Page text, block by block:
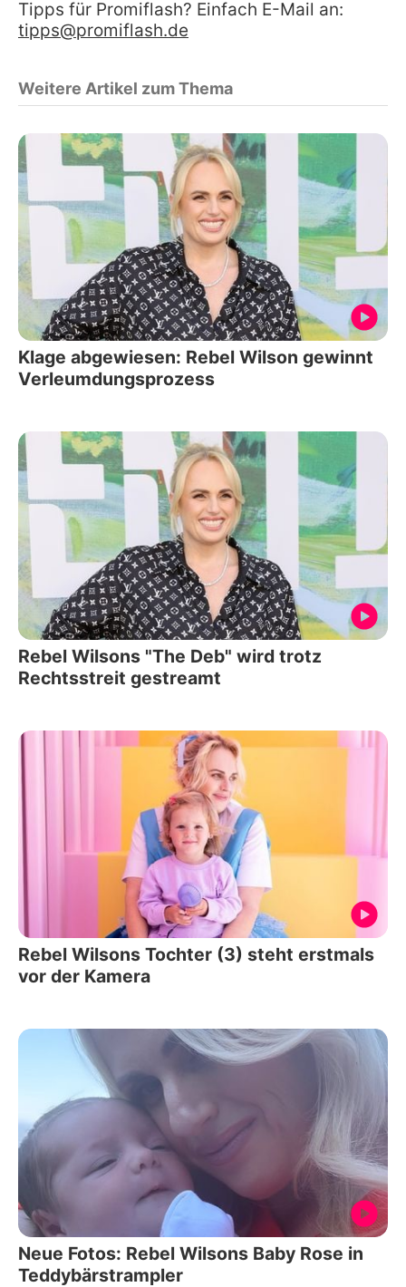
Tipps für Promiflash? Einfach E-Mail an:
tipps@promiflash.de
Weitere Artikel zum Thema
Klage abgewiesen: Rebel Wilson gewinnt
Verleumdungsprozess
Rebel Wilsons "The Deb" wird trotz
Rechtsstreit gestreamt
Rebel Wilsons Tochter (3) steht erstmals
vor der Kamera
Neue Fotos: Rebel Wilsons Baby Rose in
Teddybärstrampler